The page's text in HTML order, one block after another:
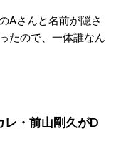
Aさんと名前が隠さ
たので、一体誰なん
・前山剛久がD